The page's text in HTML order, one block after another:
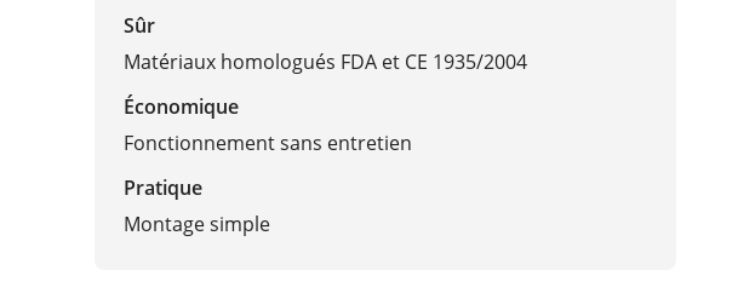
Sûr
Matériaux homologués FDA et CE 1935/2004
Économique
Fonctionnement sans entretien
Pratique
Montage simple